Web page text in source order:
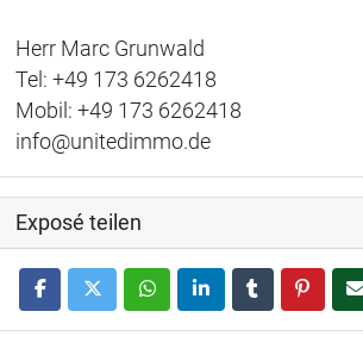
Herr Marc Grunwald
Tel: +49 173 6262418
Mobil: +49 173 6262418
info@unitedimmo.de
Exposé teilen